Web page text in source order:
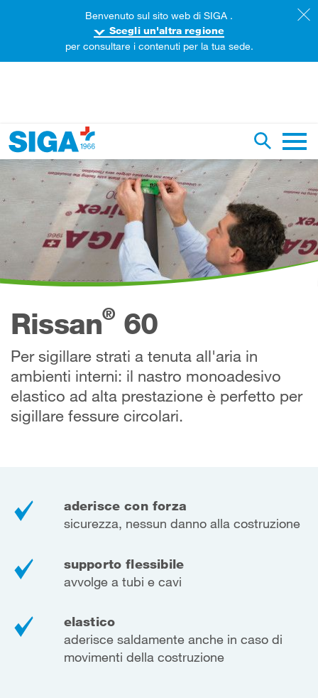
Ricerca
in questa pagina
Rissan®60
Per sigillare strati a tenuta all'aria in
ambienti interni: il nastro monoadesivo
elastico ad alta prestazione è perfetto per
sigillare fessure circolari.
aderisce con forza
sicurezza, nessun danno alla costruzione
supporto flessibile
avvolge a tubi e cavi
elastico
aderisce saldamente anche in caso di
movimenti della costruzione
Benvenuto sul sito web di SIGA .
Scegli un'altra regione
per consultare i contenuti per la tua sede.